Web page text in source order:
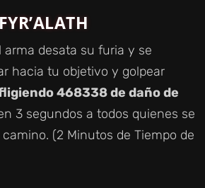
arma desata su furia y se
hacia tu objetivo y golpear
468338 de daño de
3 segundos a todos quienes se
(2 Minutos de Tiempo de